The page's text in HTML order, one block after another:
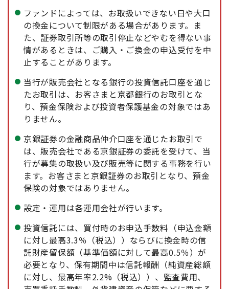
ファンドによっては、お取扱いできない日や大口
の換金について制限がある場合があります。ま
た、証券取引所等の取引停止などやむを得ない事
情があるときは、ご購入・ご換金の申込受付を中
止することがあります。
当行が販売会社となる銀行の投資信託口座を通じ
たお取引は、お客さまと京都銀行のお取引とな
り、預金保険および投資者保護基金の対象ではあ
りません。
京銀証券の金融商品仲介口座を通じたお取引で
は、販売会社である京銀証券の委託を受けて、当
行が募集の取扱い及び販売等に関する事務を行い
ます。お客さまと京銀証券のお取引となり、預金
保険の対象ではありません。
設定・運用は各運用会社が行います。
投資信託には、買付時のお申込手数料（申込金額
に対し最高3.3％（税込））ならびに換金時の信
託財産留保額（基準価額に対して最高0.5％）が
必要となり、保有期間中は信託報酬（純資産総額
に対し、最高年率2.2%（税込））、監査費用、